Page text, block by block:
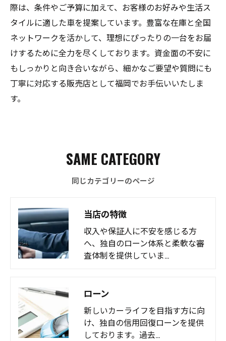
際は、条件やご予算に加えて、お客様のお好みや生活ス
タイルに適した車を提案しています。豊富な在庫と全国
ネットワークを活かして、理想にぴったりの一台をお届
けするために全力を尽くしております。資金面の不安に
もしっかりと向き合いながら、細かなご要望や質問にも
丁寧に対応する販売店として福岡でお手伝いいたしま
す。
同じカテゴリーのページ
SAME CATEGORY
当店の特徴
収入や保証人に不安を感じる方
へ、独自のローン体系と柔軟な審
査体制を提供していま…
ローン
新しいカーライフを目指す方に向
け、独自の信用回復ローンを提供
しております。過去…